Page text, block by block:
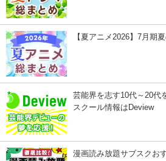
【夏アニメ2026】7月期
芸能界を志す10代～20代
スクール情報はDeview
漫画読み放題サブスクお